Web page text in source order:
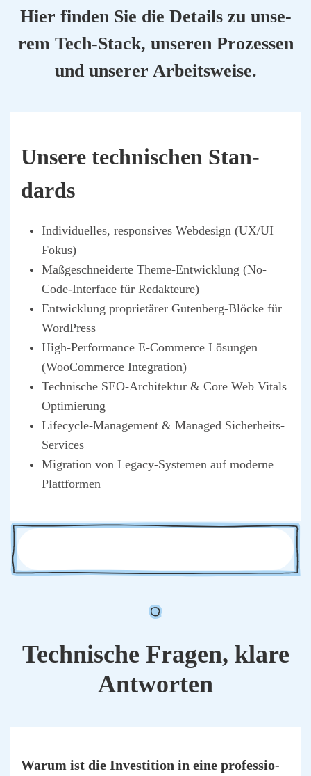
Hier fin­den Sie die Details zu unse­
rem Tech-Stack, unse­ren Pro­zes­sen
und unse­rer Arbeits­wei­se.
Unse­re tech­ni­schen Stan­
dards
Indi­vi­du­el­les, respon­si­ves Web­de­sign (UX/UI
Fokus)
Maß­ge­schnei­der­te The­me-Ent­wick­lung (No-
Code-Inter­face für Redak­teu­re)
Ent­wick­lung pro­prie­tä­rer Guten­berg-Blö­cke für
Word­Press
High-Per­for­mance E‑Commerce Lösun­gen
(Woo­Com­mer­ce Inte­gra­ti­on)
Tech­ni­sche SEO-Archi­tek­tur & Core Web Vitals
Opti­mie­rung
Life­cy­cle-Manage­ment & Mana­ged Sicher­heits-
Ser­vices
Migra­ti­on von Lega­cy-Sys­te­men auf moder­ne
Platt­for­men
Tech­ni­sche Fra­gen, kla­re
Ant­wor­ten
War­um ist die Inves­ti­ti­on in eine pro­fes­sio­